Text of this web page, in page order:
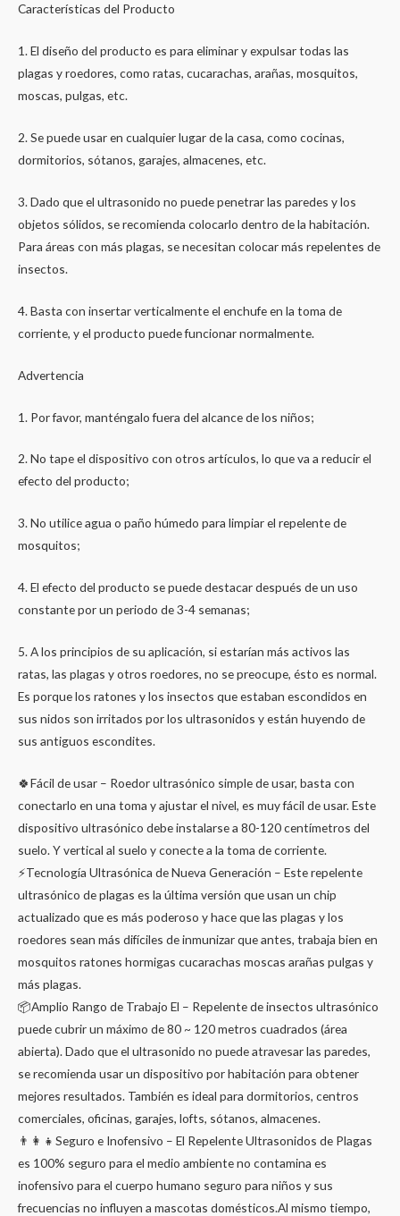
Características del Producto
1. El diseño del producto es para eliminar y expulsar todas las
plagas y roedores, como ratas, cucarachas, arañas, mosquitos,
moscas, pulgas, etc.
2. Se puede usar en cualquier lugar de la casa, como cocinas,
dormitorios, sótanos, garajes, almacenes, etc.
3. Dado que el ultrasonido no puede penetrar las paredes y los
objetos sólidos, se recomienda colocarlo dentro de la habitación.
Para áreas con más plagas, se necesitan colocar más repelentes de
insectos.
4. Basta con insertar verticalmente el enchufe en la toma de
corriente, y el producto puede funcionar normalmente.
Advertencia
1. Por favor, manténgalo fuera del alcance de los niños;
2. No tape el dispositivo con otros artículos, lo que va a reducir el
efecto del producto;
3. No utilice agua o paño húmedo para limpiar el repelente de
mosquitos;
4. El efecto del producto se puede destacar después de un uso
constante por un periodo de 3-4 semanas;
5. A los principios de su aplicación, si estarían más activos las
ratas, las plagas y otros roedores, no se preocupe, ésto es normal.
Es porque los ratones y los insectos que estaban escondidos en
sus nidos son irritados por los ultrasonidos y están huyendo de
sus antiguos escondites.
🍀Fácil de usar – Roedor ultrasónico simple de usar, basta con
conectarlo en una toma y ajustar el nivel, es muy fácil de usar. Este
dispositivo ultrasónico debe instalarse a 80-120 centímetros del
suelo. Y vertical al suelo y conecte a la toma de corriente.
⚡Tecnología Ultrasónica de Nueva Generación – Este repelente
ultrasónico de plagas es la última versión que usan un chip
actualizado que es más poderoso y hace que las plagas y los
roedores sean más difíciles de inmunizar que antes, trabaja bien en
mosquitos ratones hormigas cucarachas moscas arañas pulgas y
más plagas.
📦Amplio Rango de Trabajo El – Repelente de insectos ultrasónico
puede cubrir un máximo de 80 ~ 120 metros cuadrados (área
abierta). Dado que el ultrasonido no puede atravesar las paredes,
se recomienda usar un dispositivo por habitación para obtener
mejores resultados. También es ideal para dormitorios, centros
comerciales, oficinas, garajes, lofts, sótanos, almacenes.
👨‍👩‍👧Seguro e Inofensivo – El Repelente Ultrasonidos de Plagas
es 100% seguro para el medio ambiente no contamina es
inofensivo para el cuerpo humano seguro para niños y sus
frecuencias no influyen a mascotas domésticos.Al mismo tiempo,